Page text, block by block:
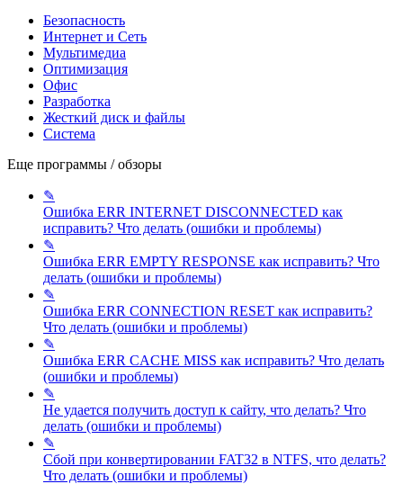
Безопасность
Интернет и Сеть
Мультимедиа
Оптимизация
Офис
Разработка
Жесткий диск и файлы
Система
Еще программы / обзоры
✎
Ошибка ERR INTERNET DISCONNECTED как
исправить? Что делать (ошибки и проблемы)
✎
Ошибка ERR EMPTY RESPONSE как исправить? Что
делать (ошибки и проблемы)
✎
Ошибка ERR CONNECTION RESET как исправить?
Что делать (ошибки и проблемы)
✎
Ошибка ERR CACHE MISS как исправить? Что делать
(ошибки и проблемы)
✎
Не удается получить доступ к сайту, что делать? Что
делать (ошибки и проблемы)
✎
Сбой при конвертировании FAT32 в NTFS, что делать?
Что делать (ошибки и проблемы)